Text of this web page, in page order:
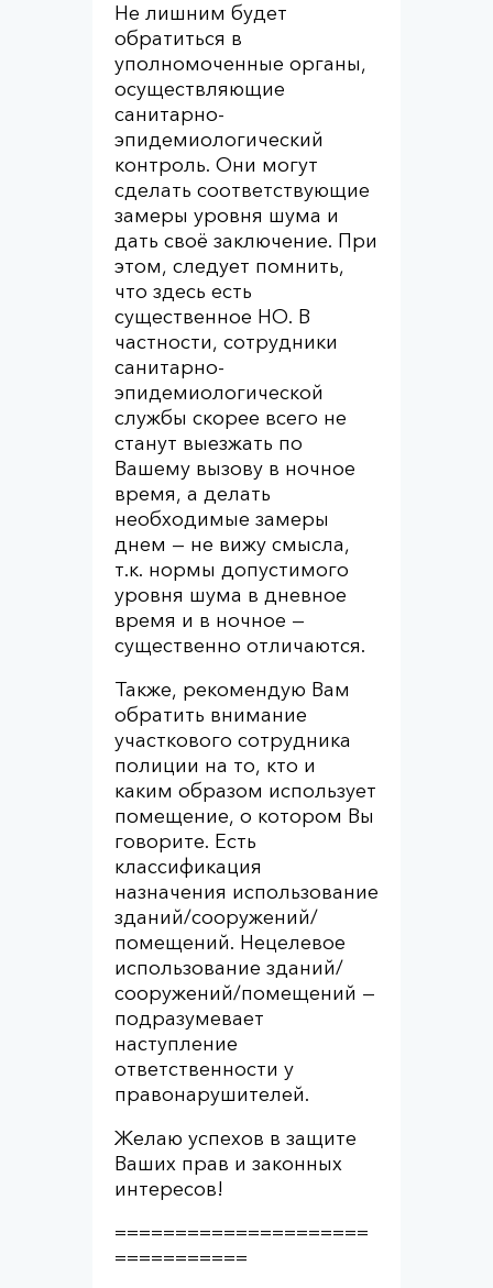
Не лишним будет
обратиться в
уполномоченные органы,
осуществляющие
санитарно-
эпидемиологический
контроль. Они могут
сделать соответствующие
замеры уровня шума и
дать своё заключение. При
этом, следует помнить,
что здесь есть
существенное НО. В
частности, сотрудники
санитарно-
эпидемиологической
службы скорее всего не
станут выезжать по
Вашему вызову в ночное
время, а делать
необходимые замеры
днем — не вижу смысла,
т.к. нормы допустимого
уровня шума в дневное
время и в ночное —
существенно отличаются.
Также, рекомендую Вам
обратить внимание
участкового сотрудника
полиции на то, кто и
каким образом использует
помещение, о котором Вы
говорите. Есть
классификация
назначения использование
зданий/сооружений/
помещений. Нецелевое
использование зданий/
сооружений/помещений —
подразумевает
наступление
ответственности у
правонарушителей.
Желаю успехов в защите
Ваших прав и законных
интересов!
=====================
===========